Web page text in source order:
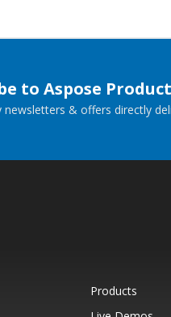
to Aspose
newsletters & offers directly
Products